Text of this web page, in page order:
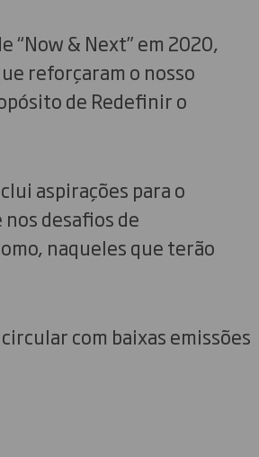
“Now & Next” em 2020,
reforçaram o nosso
de Redefinir o
aspirações para o
desafios de
naqueles que terão
com baixas emissões